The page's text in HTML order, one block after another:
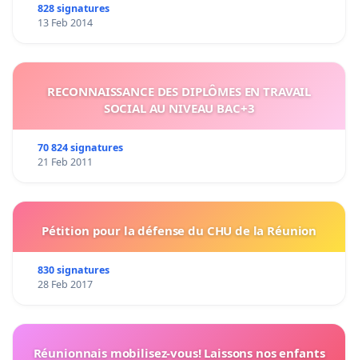
828 signatures
13 Feb 2014
RECONNAISSANCE DES DIPLÔMES EN TRAVAIL
SOCIAL AU NIVEAU BAC+3
70 824 signatures
21 Feb 2011
Pétition pour la défense du CHU de la Réunion
830 signatures
28 Feb 2017
Réunionnais mobilisez-vous! Laissons nos enfants